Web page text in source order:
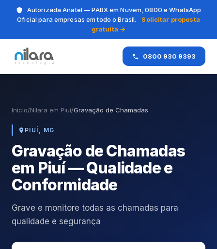
Autorizada Anatel — PABX em Nuvem, 0800 e WhatsApp
Oficial para empresas em todo o Brasil.
Solicitar proposta
gratuita →
0800 930 9393
Início/Nilara em Piuí/Gravação de Chamadas
PIUÍ, MG
Gravação de Chamadas
em Piuí — Qualidade e
Conformidade
Grave e monitore todas as chamadas para
qualidade e segurança